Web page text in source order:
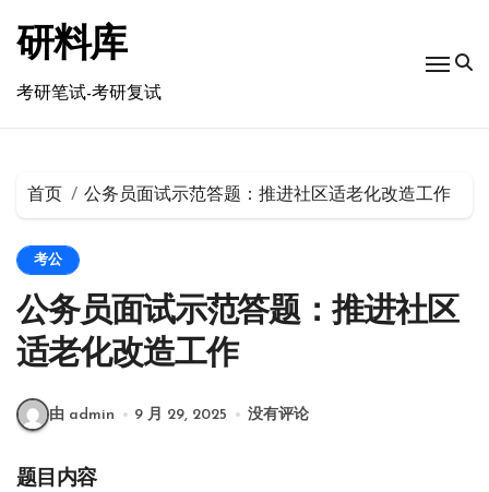
研料库
考研笔试-考研复试
首页 公务员面试示范答题：推进社区适老化改造工作
考公
公务员面试示范答题：推进社区
适老化改造工作
由 admin 9 月 29, 2025 没有评论
题目内容